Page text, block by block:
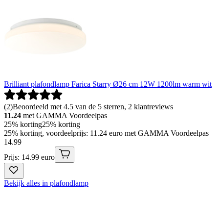
Brilliant plafondlamp Farica Starry Ø26 cm 12W 1200lm warm wit
(2)Beoordeeld met 4.5 van de 5 sterren, 2 klantreviews
11.24 met GAMMA Voordeelpas
25% korting25% korting
25% korting, voordeelprijs: 11.24 euro met GAMMA Voordeelpas
14.99
Prijs: 14.99 euro
Bekijk alles in plafondlamp